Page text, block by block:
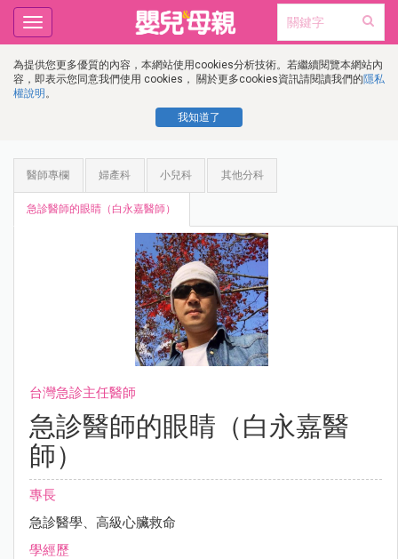
為提供您更多優質的內容，本網站使用cookies分析技術。若繼續閱覽本網站內
容，即表示您同意我們使用 cookies， 關於更多cookies資訊請閱讀我們的隱私
權說明 。
我知道了
Toggle
navigation
醫師專欄 婦產科 小兒科 其他分科
急診醫師的眼睛（白永嘉醫師）
台灣急診主任醫師
急診醫師的眼睛（白永嘉醫
師）
專長
急診醫學、高級心臟救命
學經歷